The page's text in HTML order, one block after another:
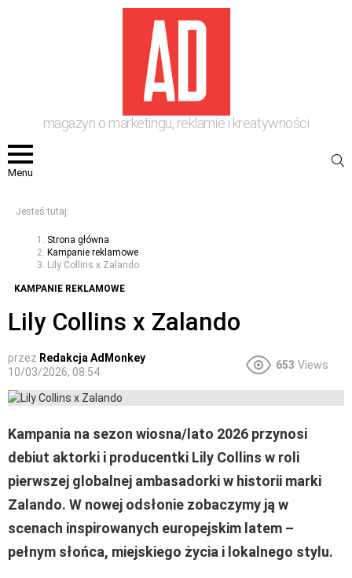
magazyn o marketingu, reklamie i kreatywności
Menu
Jesteś tutaj:
Strona główna
Kampanie reklamowe
Lily Collins x Zalando
KAMPANIE REKLAMOWE
Lily Collins x Zalando
przez Redakcja AdMonkey
10/03/2026, 08:54
653 Views
Kampania na sezon wiosna/lato 2026 przynosi
debiut aktorki i producentki Lily Collins w roli
pierwszej globalnej ambasadorki w historii marki
Zalando. W nowej odsłonie zobaczymy ją w
scenach inspirowanych europejskim latem –
pełnym słońca, miejskiego życia i lokalnego stylu.